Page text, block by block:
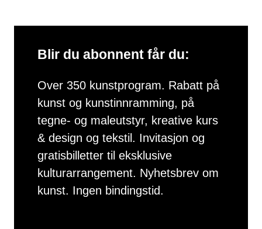
Blir du abonnent får du:
Over 350 kunstprogram. Rabatt på
kunst og kunstinnramming, på
tegne- og maleutstyr, kreative kurs
& design og tekstil. Invitasjon og
gratisbilletter til eksklusive
kulturarrangement. Nyhetsbrev om
kunst. Ingen bindingstid.